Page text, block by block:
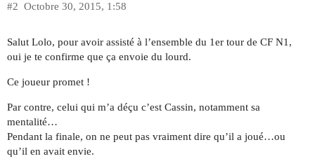
Octobre 30, 2015, 1:58
#2
Salut Lolo, pour avoir assisté à l’ensemble du 1er tour de CF N1,
oui je te confirme que ça envoie du lourd.
Ce joueur promet !
Par contre, celui qui m’a déçu c’est Cassin, notamment sa
mentalité…
Pendant la finale, on ne peut pas vraiment dire qu’il a joué…ou
qu’il en avait envie.